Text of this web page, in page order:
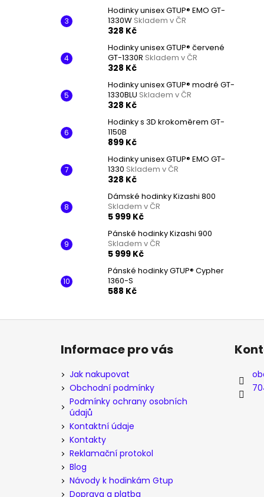
Hodinky unisex GTUP® EMO GT-
1330W Skladem v ČR
328 Kč
Hodinky unisex GTUP® červené
GT-1330R Skladem v ČR
328 Kč
Hodinky unisex GTUP® modré GT-
1330BLU Skladem v ČR
328 Kč
Hodinky s 3D krokoměrem GT-
1150B
899 Kč
Hodinky unisex GTUP® EMO GT-
1330 Skladem v ČR
328 Kč
Dámské hodinky Kizashi 800
Skladem v ČR
5 999 Kč
Pánské hodinky Kizashi 900
Skladem v ČR
5 999 Kč
Pánské hodinky GTUP® Cypher
1360-S
588 Kč
Z
Informace pro vás
Jak nakupovat
Obchodní podmínky
Podmínky ochrany osobních
údajů
Kontaktní údaje
Kontakty
Reklamační protokol
Blog
Návody k hodinkám Gtup
Doprava a platba